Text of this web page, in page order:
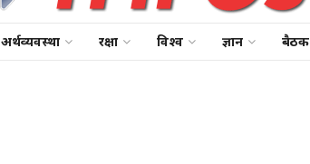
अर्थव्यवस्था रक्षा विश्व ज्ञान बैठक